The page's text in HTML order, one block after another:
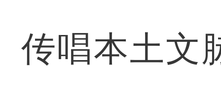
传唱本土文